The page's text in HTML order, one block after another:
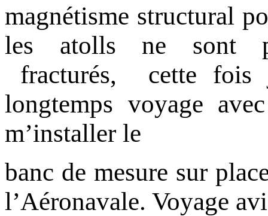
magnétisme structural
les atolls ne sont
fracturés, cette fois
longtemps voyage
m’installer le
banc de mesure sur
l’Aéronavale. Voyage